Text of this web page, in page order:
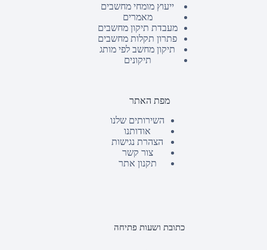
ייעוץ מומחי מחשבים
מאמרים
מעבדת תיקון מחשבים
פתרון תקלות מחשבים
תיקון מחשב לפי מותג
תיקונים
מפת האתר
השירותים שלנו
אודותנו
הצהרת נגישות
צור קשר
תקנון אתר
כתובת ושעות פתיחה